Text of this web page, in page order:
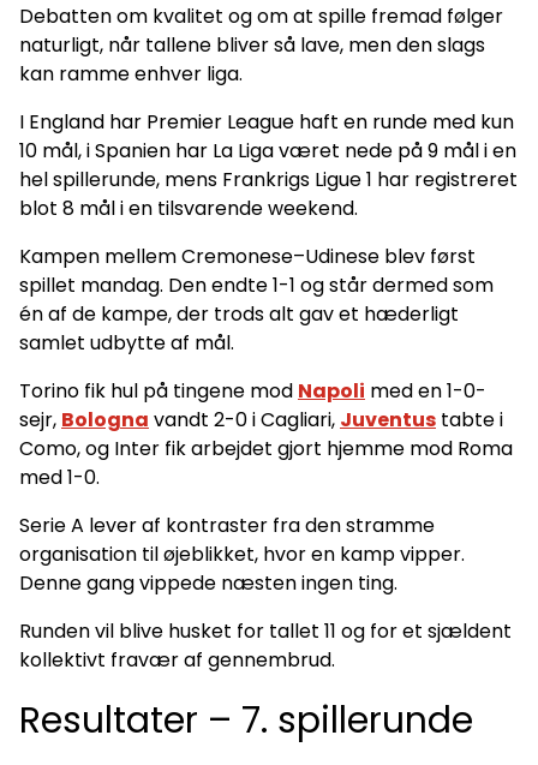
Debatten om kvalitet og om at spille fremad følger
naturligt, når tallene bliver så lave, men den slags
kan ramme enhver liga.
I England har Premier League haft en runde med kun
10 mål, i Spanien har La Liga været nede på 9 mål i en
hel spillerunde, mens Frankrigs Ligue 1 har registreret
blot 8 mål i en tilsvarende weekend.
Kampen mellem Cremonese–Udinese blev først
spillet mandag. Den endte 1-1 og står dermed som
én af de kampe, der trods alt gav et hæderligt
samlet udbytte af mål.
Torino fik hul på tingene mod Napoli med en 1-0-
sejr, Bologna vandt 2-0 i Cagliari, Juventus tabte i
Como, og Inter fik arbejdet gjort hjemme mod Roma
med 1-0.
Serie A lever af kontraster fra den stramme
organisation til øjeblikket, hvor en kamp vipper.
Denne gang vippede næsten ingen ting.
Runden vil blive husket for tallet 11 og for et sjældent
kollektivt fravær af gennembrud.
Resultater – 7. spillerunde